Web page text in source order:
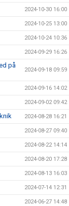
2024-10-30 16:00
2024-10-25 13:00
2024-10-24 10:36
2024-09-29 16:26
på
2024-09-18 09:59
2024-09-16 14:02
2024-09-02 09:42
2024-08-28 16:21
2024-08-27 09:40
2024-08-22 14:14
2024-08-20 17:28
2024-08-13 16:03
2024-07-14 12:31
2024-06-27 14:48